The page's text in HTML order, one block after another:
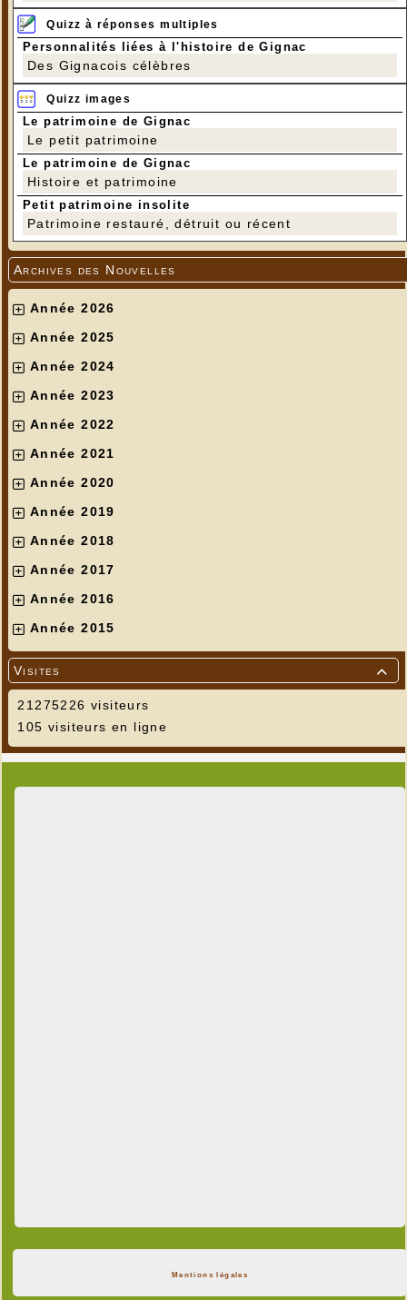
Quizz à réponses multiples
Personnalités liées à l'histoire de Gignac
Des Gignacois célèbres
Quizz images
Le patrimoine de Gignac
Le petit patrimoine
Le patrimoine de Gignac
Histoire et patrimoine
Petit patrimoine insolite
Patrimoine restauré, détruit ou récent
Archives des Nouvelles
Année 2026
Année 2025
Année 2024
Année 2023
Année 2022
Année 2021
Année 2020
Année 2019
Année 2018
Année 2017
Année 2016
Année 2015

Visites
21275226 visiteurs
105 visiteurs en ligne
---
Mentions légales